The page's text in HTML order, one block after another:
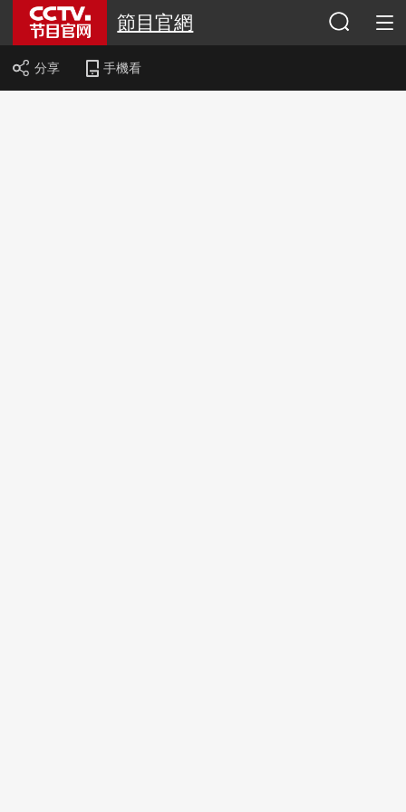
節目官網
分享 手機看